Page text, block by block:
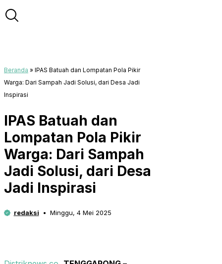
Beranda » IPAS Batuah dan Lompatan Pola Pikir
Warga: Dari Sampah Jadi Solusi, dari Desa Jadi
Inspirasi
IPAS Batuah dan
Lompatan Pola Pikir
Warga: Dari Sampah
Jadi Solusi, dari Desa
Jadi Inspirasi
redaksi Minggu, 4 Mei 2025